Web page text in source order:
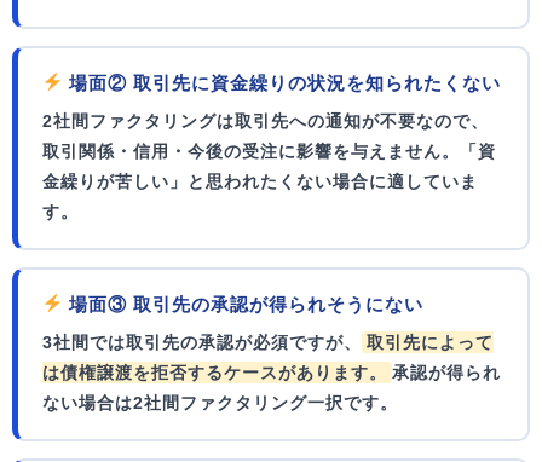
場面② 取引先に資金繰りの状況を知られたくない
2社間ファクタリングは取引先への通知が不要なので、
取引関係・信用・今後の受注に影響を与えません。「資
金繰りが苦しい」と思われたくない場合に適していま
す。
場面③ 取引先の承認が得られそうにない
3社間では取引先の承認が必須ですが、
取引先によって
は債権譲渡を拒否するケースがあります。
承認が得られ
ない場合は2社間ファクタリング一択です。